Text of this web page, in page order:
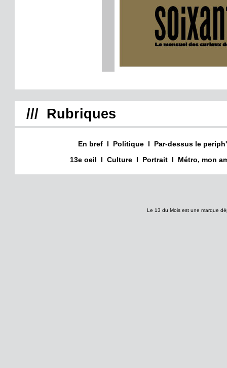
/// Rubriques
En bref I Politique I
Par-dessus le periph'
13e oeil
I Culture I Portrait I Métro, mon
Le 13 du Mois est une marque